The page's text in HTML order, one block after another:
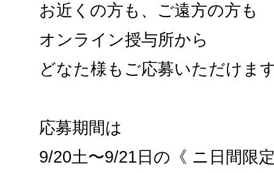
お近くの方も、ご遠方の方も
オンライン授与所から
どなた様もご応募いただけま
応募期間は
9/20土〜9/21日の《 ニ日間限